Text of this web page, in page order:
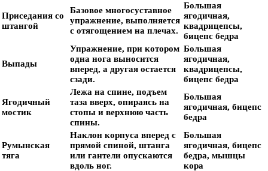
Приседания со
штангой
Базовое многосуставное
упражнение, выполняется
с отягощением на плечах.
Большая
ягодичная,
квадрицепсы,
бицепс бедра
Выпады
Упражнение, при котором
одна нога выносится
вперед, а другая остается
сзади.
Большая
ягодичная,
квадрицепсы,
бицепс бедра
Ягодичный
мостик
Лежа на спине, подъем
таза вверх, опираясь на
стопы и верхнюю часть
спины.
Большая
ягодичная, бицепс
бедра
Румынская
тяга
Наклон корпуса вперед с
прямой спиной, штанга
или гантели опускаются
вдоль ног.
Большая
ягодичная, бицепс
бедра, мышцы
кора